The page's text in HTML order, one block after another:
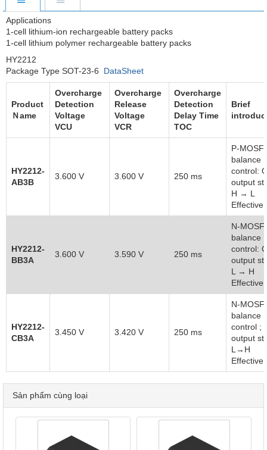
Applications
1-cell lithium-ion rechargeable battery packs
1-cell lithium polymer rechargeable battery packs
HY2212
Package Type SOT-23-6 DataSheet
Product
Ｎame
Overcharge
Detection
Voltage
VCU
Overcharge
Release
Voltage
VCR
Overcharge
Detection
Delay Time
TOC
Brief
HY2212-
AB3B
3.600 V 3.600 V 250 ms
P-
balance
control:
output
H → L
Effective
HY2212-
BB3A
3.600 V 3.590 V 250 ms
N-
balance
control:
output
L → H
Effective
HY2212-
CB3A
3.450 V 3.420 V 250 ms
N-
balance
control ;
output
L→H
Effective
Sản phẩm cùng loại